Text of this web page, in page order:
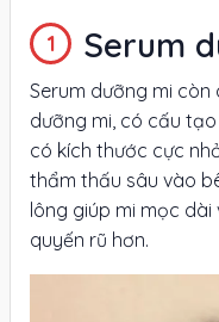
Serum
Serum dưỡng mi
dưỡng mi, có cấu
có kích thước cực
thẩm thấu sâu vào
lông giúp mi mọc
quyến rũ hơn.